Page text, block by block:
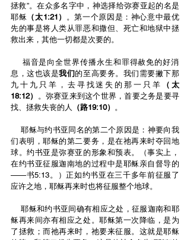
拯救”。在众多名字中，神选择给弥赛亚起的名是
耶稣 （太1:21）
。第一个原因是：神心意中最优
先的事是将人类从罪恶和撒但、死亡和地狱中拯
救出来，其他一切都是次要的。
息，这也该是我们的至高要务。我们需要撇下那
九十九只羊，去寻找迷失的那一只羊
（太
18:12）
。弥赛亚来到这个世界，首要之务是要寻
找、拯救失丧的人
（路19:10） 。
    耶稣与约书亚同名的第二个原因是：神要向我
们表明，耶稣的第二要务，是在祂再来时夺回地
球。约书亚是弥赛亚的形象和预表。（事实上，
在约书亚征服迦南地的过程中是耶稣亲自督导的
——书5:13。）正如约书亚在三千多年前征服了
应许之地，耶稣再来时也将征服整个地球。
    耶稣和约书亚间确有相应之处，征服迦南和耶
稣再来间亦有相应之处。耶稣第一次降临，是为
了拯救；而祂再来时，祂要来征服。这就是耶稣